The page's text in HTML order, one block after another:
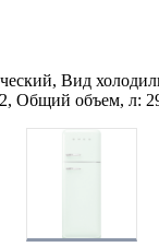
Вид
Общий объем, л: